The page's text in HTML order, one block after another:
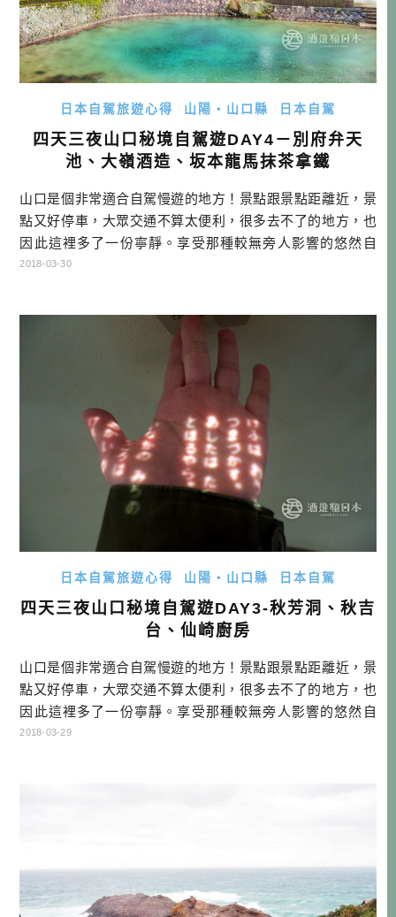
日本自駕旅遊心得 山陽・山口縣 日本自駕
四天三夜山口秘境自駕遊DAY4－別府弁天
池、大嶺酒造、坂本龍馬抹茶拿鐵
山口是個非常適合自駕慢遊的地方！景點跟景點距離近，景
點又好停車，大眾交通不算太便利，很多去不了的地方，也
因此這裡多了一份寧靜。享受那種較無旁人影響的悠然自
得，或許景點沒有那麼知名，但放鬆的感覺，無可取代。 四
の社」→川棚のクスの森→元祖瓦そば たかせ本館→住宿:川
2018-03-30
日本自駕旅遊心得 山陽・山口縣 日本自駕
四天三夜山口秘境自駕遊DAY3-秋芳洞、秋吉
台、仙崎廚房
山口是個非常適合自駕慢遊的地方！景點跟景點距離近，景
點又好停車，大眾交通不算太便利，很多去不了的地方，也
因此這裡多了一份寧靜。享受那種較無旁人影響的悠然自
得，或許景點沒有那麼知名，但放鬆的感覺，無可取代。 四
2018-03-29